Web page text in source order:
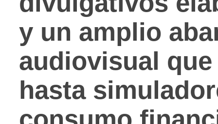
y un amplio
audiovisual
hasta